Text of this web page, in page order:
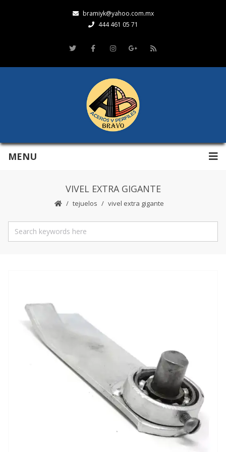
bramiyk@yahoo.com.mx
444 461 05 71
MENU
VIVEL EXTRA GIGANTE
tejuelos vivel extra gigante